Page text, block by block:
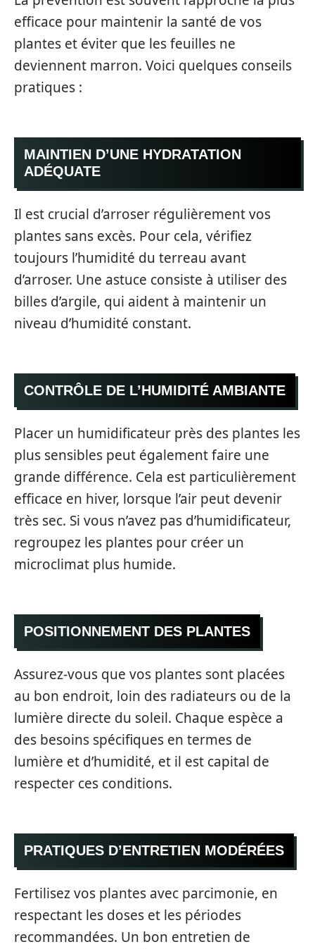
efficace pour maintenir la santé de vos
plantes et éviter que les feuilles ne
deviennent marron. Voici quelques conseils
pratiques :
MAINTIEN D’UNE HYDRATATION
ADÉQUATE
Il est crucial d’arroser régulièrement vos
plantes sans excès. Pour cela, vérifiez
toujours l’humidité du terreau avant
d’arroser. Une astuce consiste à utiliser des
billes d’argile, qui aident à maintenir un
niveau d’humidité constant.
CONTRÔLE DE L’HUMIDITÉ AMBIANTE
Placer un humidificateur près des plantes les
plus sensibles peut également faire une
grande différence. Cela est particulièrement
efficace en hiver, lorsque l’air peut devenir
très sec. Si vous n’avez pas d’humidificateur,
regroupez les plantes pour créer un
microclimat plus humide.
POSITIONNEMENT DES PLANTES
Assurez-vous que vos plantes sont placées
au bon endroit, loin des radiateurs ou de la
lumière directe du soleil. Chaque espèce a
des besoins spécifiques en termes de
lumière et d’humidité, et il est capital de
respecter ces conditions.
PRATIQUES D’ENTRETIEN MODÉRÉES
Fertilisez vos plantes avec parcimonie, en
respectant les doses et les périodes
recommandées. Un bon entretien de